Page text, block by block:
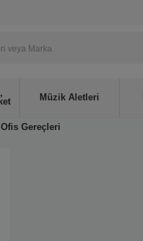
Müzik Aletleri
Gereçleri